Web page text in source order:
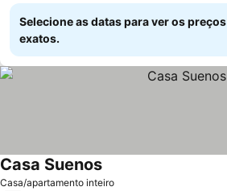
Selecione as datas para ver os preços
exatos.
Casa/apartamento inteiro
Casa SuenosVer preços